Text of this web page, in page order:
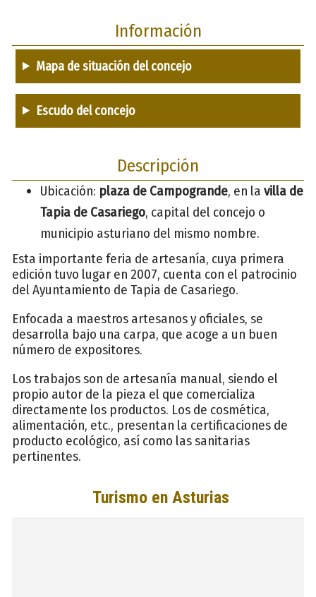
Información
Mapa de situación del concejo
Escudo del concejo
Descripción
Ubicación: plaza de Campogrande, en la villa de
Tapia de Casariego, capital del concejo o
municipio asturiano del mismo nombre.
Esta importante feria de artesanía, cuya primera
edición tuvo lugar en 2007, cuenta con el patrocinio
del Ayuntamiento de Tapia de Casariego.
Enfocada a maestros artesanos y oficiales, se
desarrolla bajo una carpa, que acoge a un buen
número de expositores.
Los trabajos son de artesanía manual, siendo el
propio autor de la pieza el que comercializa
directamente los productos. Los de cosmética,
alimentación, etc., presentan la certificaciones de
producto ecológico, así como las sanitarias
pertinentes.